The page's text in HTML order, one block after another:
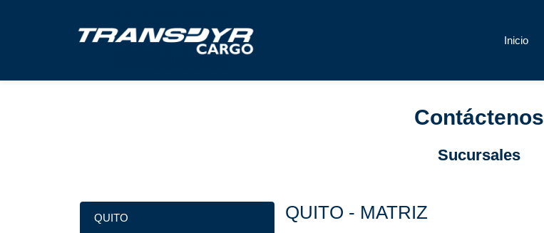
Inicio
Contáctenos
Sucursales
QUITO QUITO - MATRIZ